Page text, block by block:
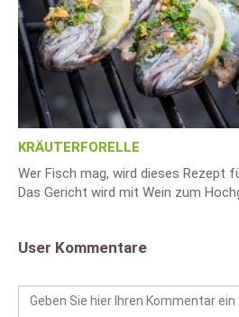
KRÄUTERFORELLE
Wer Fisch mag, wird dieses Rezept
Das Gericht wird mit Wein zum
User Kommentare